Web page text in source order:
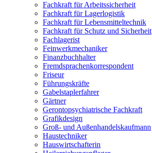
Fachkraft für Arbeitssicherheit
Fachkraft für Lagerlogistik
Fachkraft für Lebensmitteltechnik
Fachkraft für Schutz und Sicherheit
Fachlagerist
Feinwerkmechaniker
Finanzbuchhalter
Fremdsprachenkorrespondent
Friseur
Führungskräfte
Gabelstaplerfahrer
Gärtner
Gerontopsychiatrische Fachkraft
Grafikdesign
Groß- und Außenhandelskaufmann
Haustechniker
Hauswirtschafterin